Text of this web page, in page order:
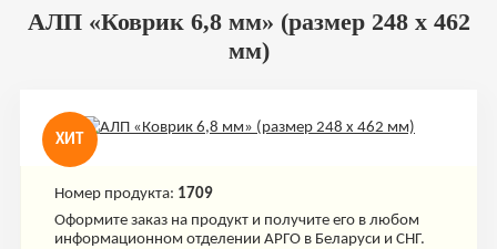
АЛП «Коврик 6,8 мм» (размер 248 х 462
мм)
ХИТ
Номер продукта: 1709
Оформите заказ на продукт и получите его в любом
информационном отделении АРГО в Беларуси и СНГ.